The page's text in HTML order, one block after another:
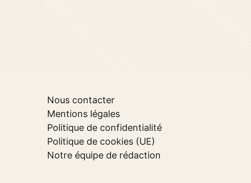
Nous contacter
Mentions légales
Politique de confidentialité
Politique de cookies (UE)
Notre équipe de rédaction